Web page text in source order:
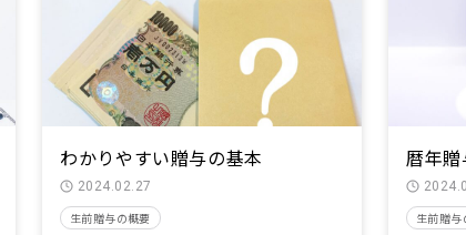
わかりやすい贈与の基本
2024.02.27
生前贈与の概要
暦年贈
生前贈与